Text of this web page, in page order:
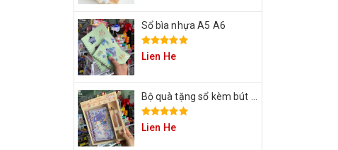
Sổ bìa nhựa A5 A6
Lien He
Lien He